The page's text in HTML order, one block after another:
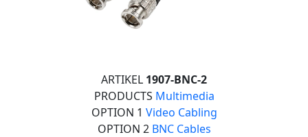
ARTIKEL 1907-BNC-2
PRODUCTS Multimedia
OPTION 1 Video Cabling
OPTION 2 BNC Cables